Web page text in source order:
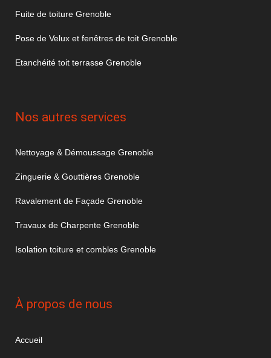
Fuite de toiture Grenoble
Pose de Velux et fenêtres de toit Grenoble
Etanchéité toit terrasse Grenoble
Nos autres services
Nettoyage & Démoussage Grenoble
Zinguerie & Gouttières Grenoble
Ravalement de Façade Grenoble
Travaux de Charpente Grenoble
Isolation toiture et combles Grenoble
À propos de nous
Accueil